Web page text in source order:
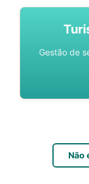
Gestão de
Não